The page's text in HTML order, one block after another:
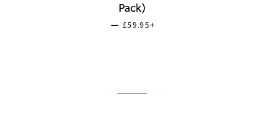
Pack)
— SONDERPREIS
£59.95